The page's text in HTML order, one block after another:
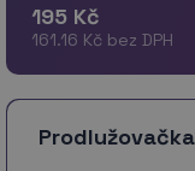
195 Kč
161.16 Kč bez DPH